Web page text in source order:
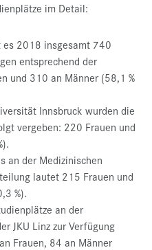
im Detail:
es 2018 insgesamt 740
entsprechend der
und 310 an Männer (58,1 %
Innsbruck wurden die
vergeben: 220 Frauen und
an der Medizinischen
lautet 215 Frauen und
%).
an der
JKU Linz zur Verfügung
Frauen, 84 an Männer